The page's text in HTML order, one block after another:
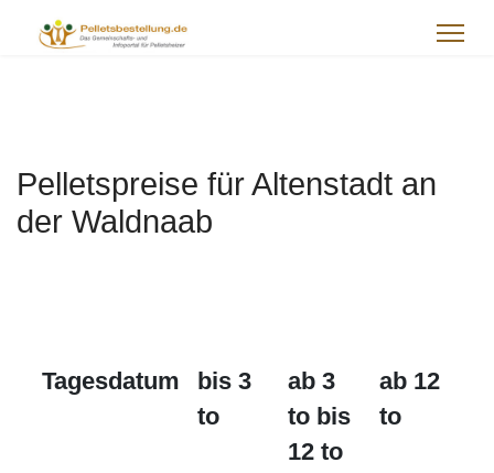
Pelletspreise für Altenstadt an
der Waldnaab
Tagesdatum
bis 3
to
ab 3
to bis
12 to
ab 12
to